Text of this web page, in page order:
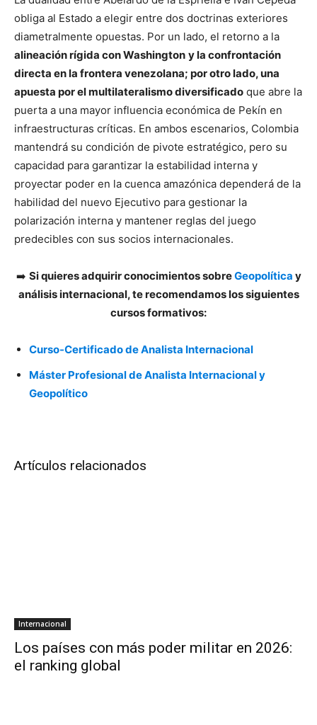
obliga al Estado a elegir entre dos doctrinas exteriores
diametralmente opuestas. Por un lado, el retorno a la
alineación rígida con Washington y la confrontación
directa en la frontera venezolana; por otro lado, una
apuesta por el multilateralismo diversificado que abre la
puerta a una mayor influencia económica de Pekín en
infraestructuras críticas. En ambos escenarios, Colombia
mantendrá su condición de pivote estratégico, pero su
capacidad para garantizar la estabilidad interna y
proyectar poder en la cuenca amazónica dependerá de la
habilidad del nuevo Ejecutivo para gestionar la
polarización interna y mantener reglas del juego
predecibles con sus socios internacionales.
➡️ Si quieres adquirir conocimientos sobreGeopolítica y
análisis internacional, te recomendamos los siguientes
cursos formativos:
Curso-Certificado de Analista Internacional
Máster Profesional de Analista Internacional y
Geopolítico
Artículos relacionados
Internacional
Los países con más poder militar en 2026:
el ranking global